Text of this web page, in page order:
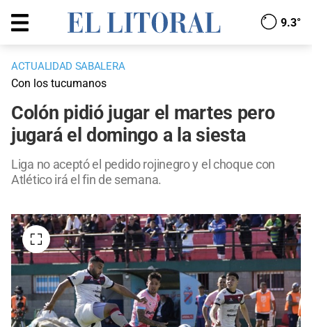
9.3°
ACTUALIDAD SABALERA
Con los tucumanos
Colón pidió jugar el martes pero
jugará el domingo a la siesta
Liga no aceptó el pedido rojinegro y el choque con
Atlético irá el fin de semana.